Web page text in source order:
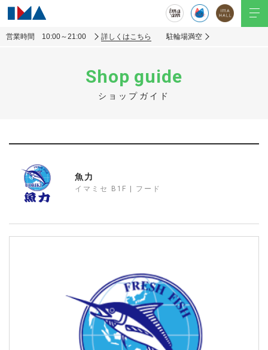
営業時間 10:00～21:00 詳しくはこちら 駐輪場満空
Shop guide
ショップガイド
魚力
イマミセ B1F | フード